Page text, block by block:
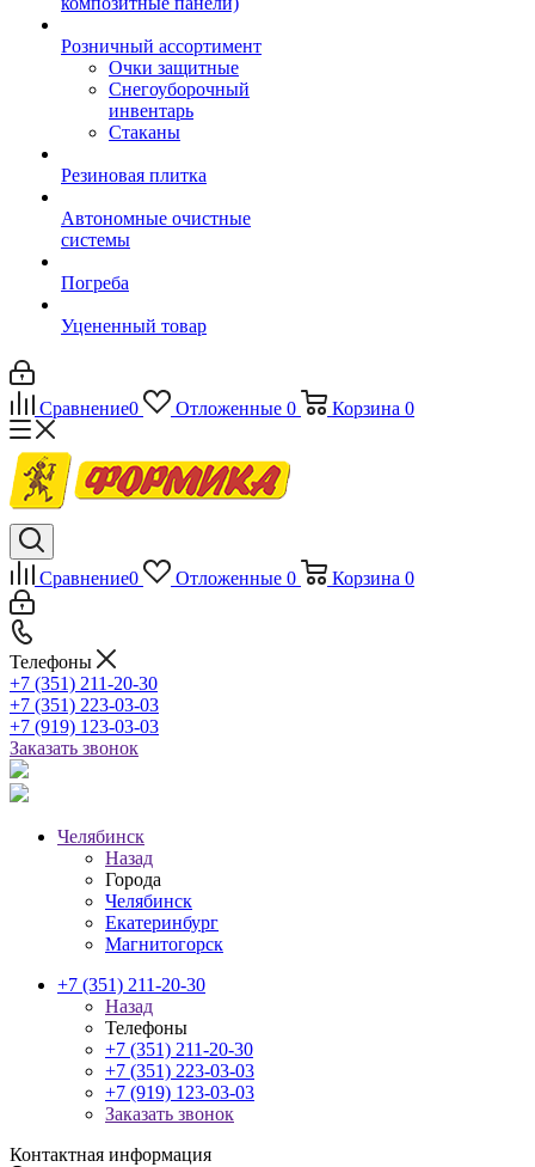
Розничный ассортимент
Очки защитные
Снегоуборочный
инвентарь
Стаканы
Резиновая плитка
Автономные очистные
системы
Погреба
Уцененный товар
Сравнение0 Отложенные 0 Корзина 0
Сравнение0 Отложенные 0 Корзина 0
Телефоны
+7 (351) 211-20-30
+7 (351) 223-03-03
+7 (919) 123-03-03
Заказать звонок
Челябинск
Назад
Города
Челябинск
Екатеринбург
Магнитогорск
+7 (351) 211-20-30
Назад
Телефоны
+7 (351) 211-20-30
+7 (351) 223-03-03
+7 (919) 123-03-03
Заказать звонок
Контактная информация